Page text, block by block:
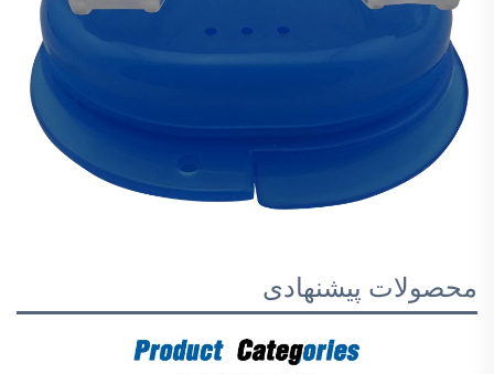
محصولات پیشنهادی